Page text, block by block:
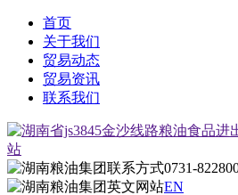
首页
关于我们
贸易动态
贸易资讯
联系我们
0731-
EN